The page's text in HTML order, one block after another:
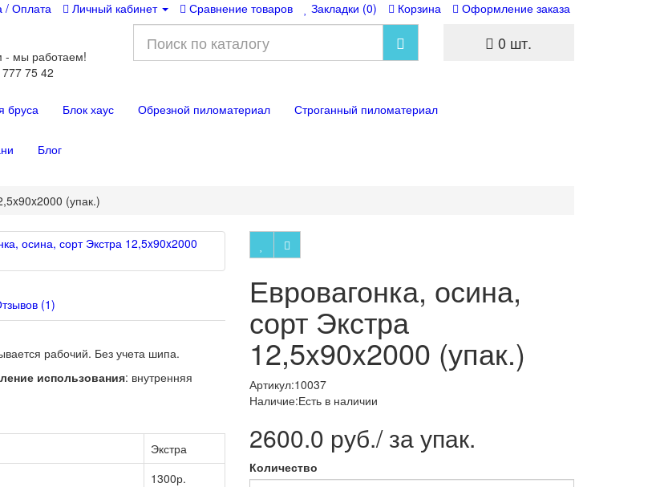
/ Оплата Личный кабинет Сравнение товаров Закладки (0) Корзина Оформление заказа
- мы работаем!
75 42
0 шт.
бруса Блок хаус Обрезной пиломатериал Строганный пиломатериал
Блог
(упак.)
(1)
рабочий. Без учета шипа.
использования: внутренняя
Экстра
1300р.
Евровагонка, осина,
сорт Экстра
12,5x90x2000 (упак.)
Артикул:10037
Наличие:Есть в наличии
2600.0 руб./ за упак.
Количество